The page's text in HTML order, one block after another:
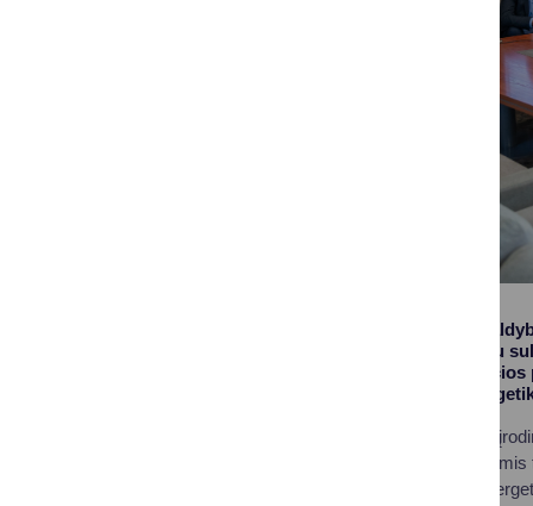
Druskininkų
klausimas, pagaliau
sužiedinimo
susitikime su
„Po daugybės metų
jie svarstomi, su
Vyriausybei, tiek